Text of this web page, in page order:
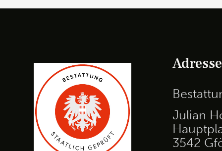
Adresse
Julian
3542